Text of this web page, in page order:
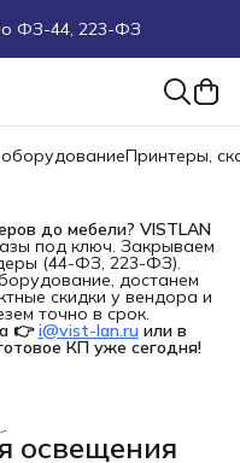
ФЗ-44, 223-ФЗ
под ТЗ
работы
и под заказ
Принтеры,
до мебели? VISTLAN
под ключ. Закрываем
(44-ФЗ, 223-ФЗ).
достанем
скидки у вендора и
точно в срок.
👉 i@vist-lan.ru или в
КП уже сегодня!
освещения
›
освещения